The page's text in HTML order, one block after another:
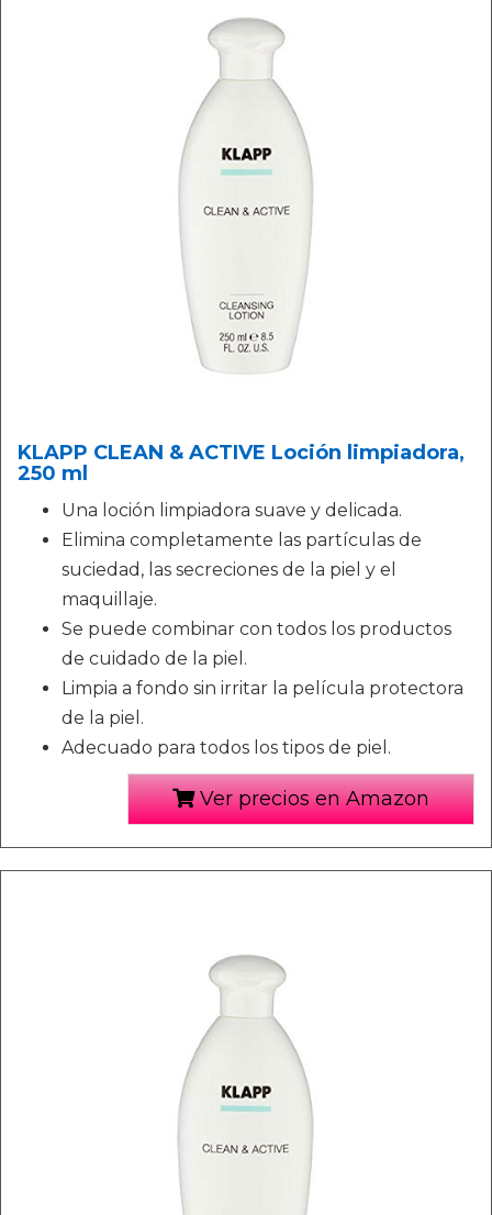
KLAPP CLEAN & ACTIVE Loción limpiadora,
250 ml
Una loción limpiadora suave y delicada.
Elimina completamente las partículas de
suciedad, las secreciones de la piel y el
maquillaje.
Se puede combinar con todos los productos
de cuidado de la piel.
Limpia a fondo sin irritar la película protectora
de la piel.
Adecuado para todos los tipos de piel.
Ver precios en Amazon